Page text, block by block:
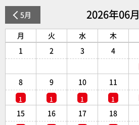
5月 2026年06月
月 火 水 木
1
2 3 4
8
1
9
1
10
1
11
1
15 16 17 18